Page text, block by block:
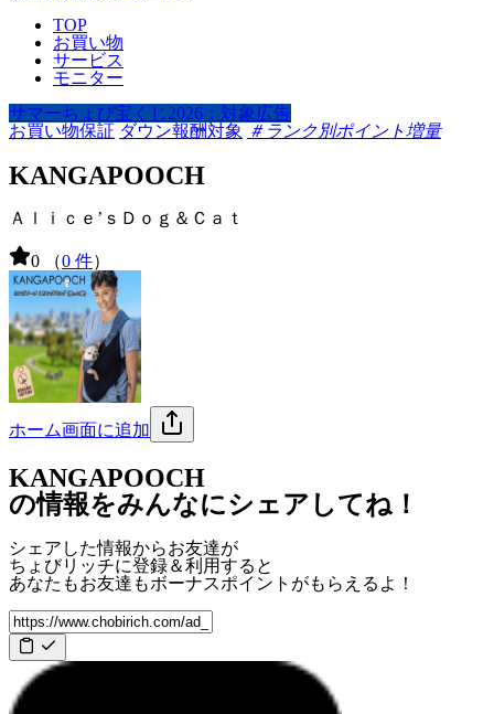
TOP
お買い物
サービス
モニター
サマーちょび宝くじ2026：対象広告
お買い物保証 ダウン報酬対象 ＃ランク別ポイント増量
KANGAPOOCH
Ａｌｉｃｅ’ｓＤｏｇ＆Ｃａｔ
0 （0 件）
ホーム画面に追加
KANGAPOOCH
の情報をみんなにシェアしてね！
シェアした情報からお友達が
ちょびリッチに登録＆利用すると
あなたもお友達もボーナスポイント がもらえるよ！